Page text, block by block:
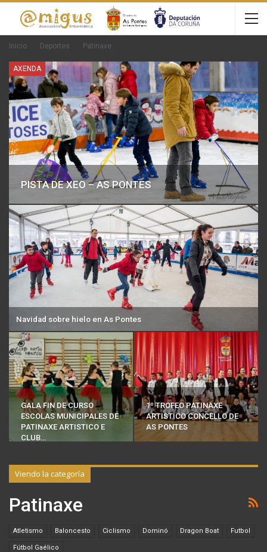
Inicio Deportes Patinaxe
AXENDA
PISTA DE XEO – AS PONTES
Navidad sobre hielo en As Pontes
GALA FIN DE CURSO
ESCOLAS MUNICIPALES DE
PATINAXE ARTISTICO E
CLUB…
1º TROFEO PATINAXE
ARTISTICO CONCELLO DE
AS PONTES
Viendo la categoría
Patinaxe
Atletismo Baloncesto Ciclismo Dominó Dragon Boat Futbol
Fútbol Gaélico